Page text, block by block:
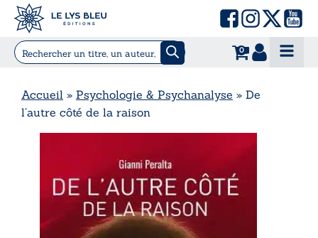
0
Accueil » Psychologie & Psychanalyse » De
l’autre côté de la raison